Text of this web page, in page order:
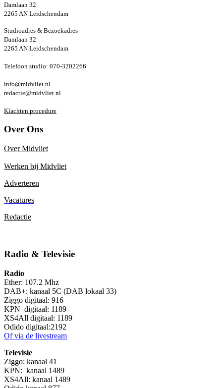
Damlaan 32
2265 AN Leidschendam
Studioadres & Bezoekadres
Damlaan 32
2265 AN Leidschendam
Telefoon studio: 070-3202266
info@midvliet.nl
redactie@midvliet.nl
Klachten procedure
Over Ons
Over Midvliet
Werken bij Midvliet
Adverteren
Vacatures
Redactie
Radio & Televisie
Radio
Ether: 107.2 Mhz
DAB+: kanaal 5C (DAB lokaal 33)
Ziggo digitaal: 916
KPN digitaal: 1189
XS4All digitaal: 1189
Odido digitaal:2192
Of via de livestream
Televisie
Ziggo: kanaal 41
KPN: kanaal 1489
XS4All: kanaal 1489